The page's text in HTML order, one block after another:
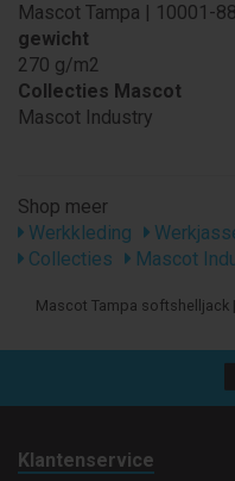
Mascot Tampa | 10001-
gewicht
270 g/m2
Collecties Mascot
Mascot Industry
Shop meer
Werkkleding
Collecties
Mascot
Mascot Tampa softshelljack
Klantenservice